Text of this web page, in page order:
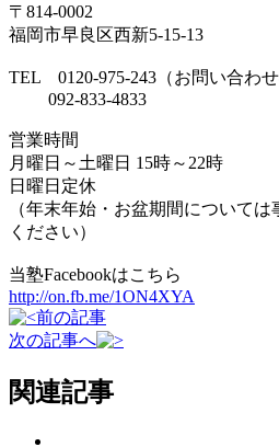
〒814-0002
福岡市早良区西新5-15-13
TEL 0120-975-243（お問い合わせ
092-833-4833
営業時間
月曜日～土曜日 15時～22時
日曜日定休
（年末年始・お盆期間について
ください）
当塾Facebookはこちら
http://on.fb.me/1ON4XYA
前の記事
次の記事へ
関連記事